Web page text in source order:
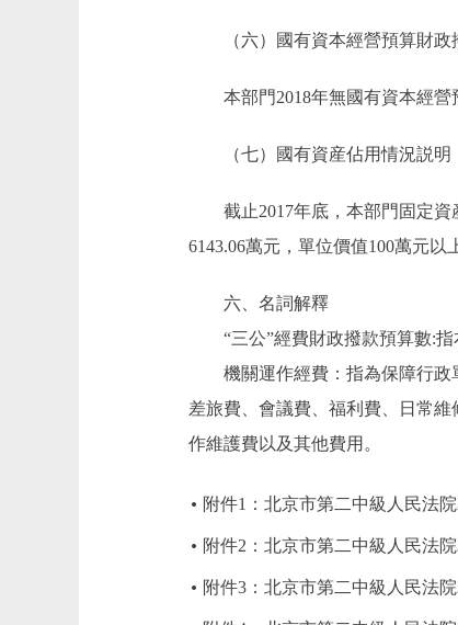
（六）國有資本經營預算財政
本部門2018年無國有資本經營
（七）國有資産佔用情況説明
截止2017年底，本部門固定資産
6143.06萬元，單位價值100萬元以
六、名詞解釋
“三公”經費財政撥款預算數:指
機關運作經費：指為保障行政單
差旅費、會議費、福利費、日常
作維護費以及其他費用。
附件1：北京市第二中級人民法
附件2：北京市第二中級人民法
附件3：北京市第二中級人民法